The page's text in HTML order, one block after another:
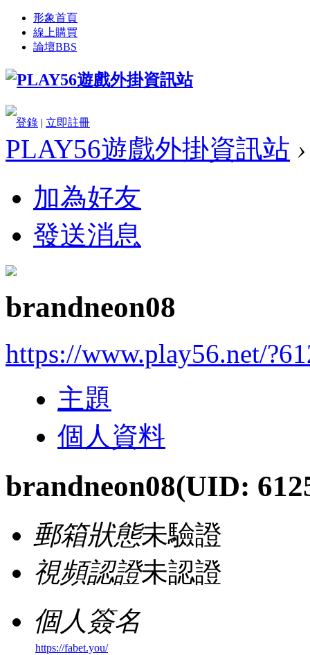
形象首頁
線上購買
論壇BBS
登錄 | 立即註冊
PLAY56遊戲外掛資訊站 ›
加為好友
發送消息
brandneon08
https://www.play56.net/
主題
個人資料
brandneon08(UID:
郵箱狀態未驗證
視頻認證未認證
個人簽名
https://fabet.you/